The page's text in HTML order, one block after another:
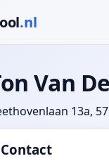
.nl
Van
13a,
Contact